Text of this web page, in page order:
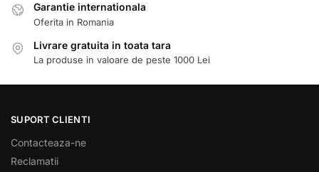
Garantie internationala
Oferita in Romania
Livrare gratuita in toata tara
La produse in valoare de peste 1000 Lei
SUPORT CLIENTI
Contacteaza-ne
Reclamatii